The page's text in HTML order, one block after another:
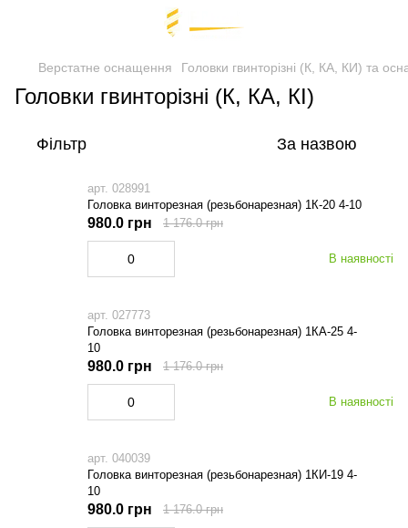
Верстатне оснащення Головки гвинторізні (К, КА, КИ)
Головки гвинторізні (К, КА, КІ)
Фільтр За назвою
арт. 028991
Головка винторезная (резьбонарезная) 1К-20 4-10
В наявності
980.0 грн 1 176.0 грн
арт. 027773
Головка винторезная (резьбонарезная) 1КА-25 4-
10
В наявності
980.0 грн 1 176.0 грн
арт. 040039
Головка винторезная (резьбонарезная) 1КИ-19 4-
10
980.0 грн 1 176.0 грн